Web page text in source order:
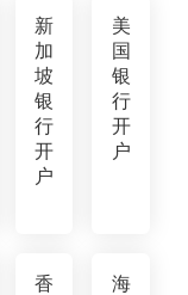
新
加
坡
银
行
开
户
美
国
银
行
开
户
香
海